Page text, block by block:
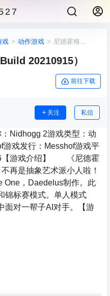
戏 > 动作游戏 > 尼德霍格
20210915）
前往下载
关注 私信
Nidhogg 2游戏类型：动
戏发行：Messhof游戏平
【游戏介绍】 《尼德霍
再是抽象艺术派小人啦！
One，Daedelus制作。此
锦标赛模式。单人模式
面对一帮子AI对手。【游